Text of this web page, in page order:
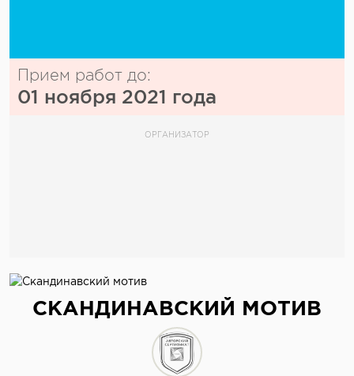
Прием работ до:
01 ноября 2021 года
ОРГАНИЗАТОР
СКАНДИНАВСКИЙ МОТИВ